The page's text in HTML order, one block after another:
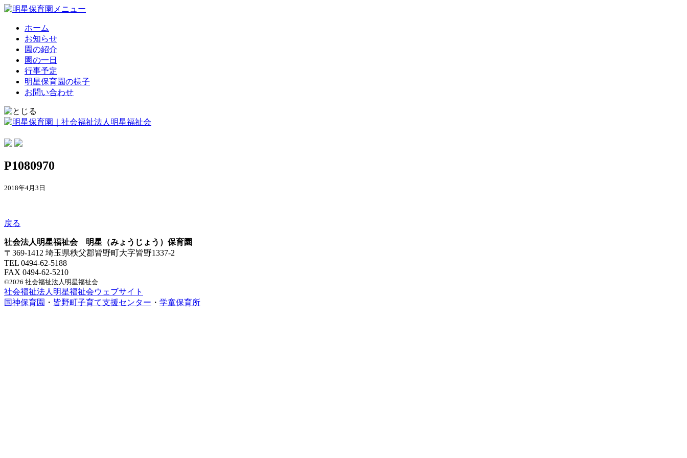
ホーム
お知らせ
園の紹介
園の一日
行事予定
明星保育園の様子
お問い合わせ
P1080970
2018年4月3日
戻る
社会法人明星福祉会 明星（みょうじょう）保育園
〒369-1412 埼玉県秩父郡皆野町大字皆野1337-2
TEL 0494-62-5188
FAX 0494-62-5210
©2026 社会福祉法人明星福祉会
社会福祉法人明星福祉会ウェブサイト
国神保育園 ・ 皆野町子育て支援センター ・ 学童保育所